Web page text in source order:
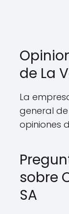
de La
La
general
opiniones
sobre
SA